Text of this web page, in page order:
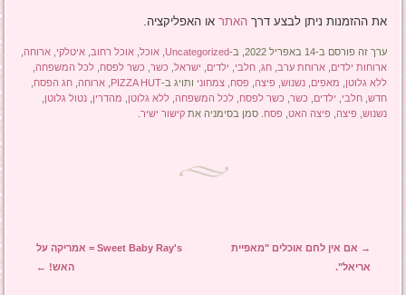
את ההזמנות ניתן לבצע דרךהאתר או האפליקציה.
ערך זה פורסם ב-14 באפריל 2022, ב- Uncategorized
,אוכל ,אוכל רחוב ,איטלקי ,ארוחה
ארוחות ילדים ,ארוחת ערב ,חג ,חלבי ילדים ישראל כשר כשר לפסח ,לכל המשפחה
ללא גלוטן
מאפים ,נשנוש פיצה פסח ,צמחוני ותויג ב-PIZZA HUT
,ארוחה ,חג הפסח
חדש ,חלבי ילדים כשר כשר לפסח ,לכל המשפחה ,ללא גלוטן מהדרין ,נטול גלוטן
נשנוש פיצה פיצה האט פסח . סמן בסימניה אתקישור ישיר
ניווט בפוסטים
→ אם אין לחם אוכלים "מאפיית
אריאל".
Sweet Baby Ray's = אמריקה על
האש! ←